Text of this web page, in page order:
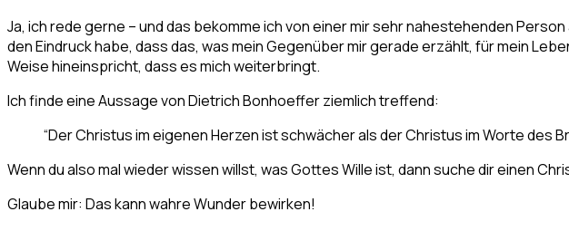
Ja, ich rede gerne – und das bekomme ich von einer mir sehr nahestehenden
den Eindruck habe, dass das, was mein Gegenüber mir gerade erzählt, für mein
Weise hineinspricht, dass es mich weiterbringt.
Ich finde eine Aussage von Dietrich Bonhoeffer ziemlich treffend:
“Der Christus im eigenen Herzen ist schwächer als der Christus im Worte
Wenn du also mal wieder wissen willst, was Gottes Wille ist, dann suche dir einen
Glaube mir: Das kann wahre Wunder bewirken!